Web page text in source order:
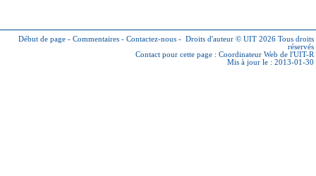
Début de page - Commentaires - Contactez-nous - Droits d'auteur © UIT 2026 Tous droits
réservés
Contact pour cette page : Coordinateur Web de l'UIT-R
Mis à jour le : 2013-01-30